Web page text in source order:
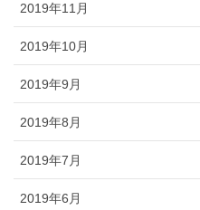
2019年11月
2019年10月
2019年9月
2019年8月
2019年7月
2019年6月